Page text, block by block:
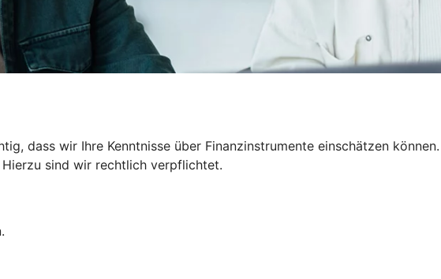
dass wir Ihre Kenntnisse über Finanzinstrumente einschätzen können.
Hierzu sind wir rechtlich verpflichtet.